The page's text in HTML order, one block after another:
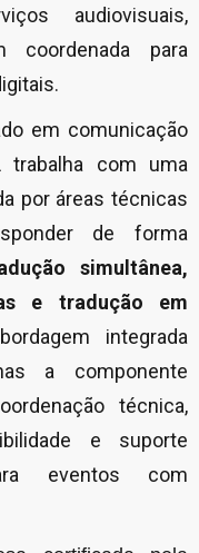
audiovisuais,
coordenada para
em comunicação
trabalha com uma
por áreas técnicas
de forma
simultânea,
e tradução em
integrada
a componente
técnica,
e suporte
eventos com